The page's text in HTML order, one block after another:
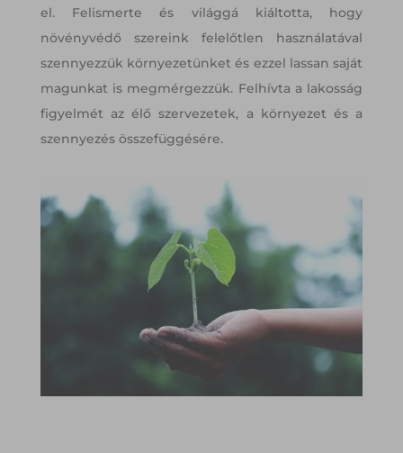
el. Felismerte és világgá kiáltotta, hogy
növényvédő szereink felelőtlen használatával
szennyezzük környezetünket és ezzel lassan saját
magunkat is megmérgezzük. Felhívta a lakosság
figyelmét az élő szervezetek, a környezet és a
szennyezés összefüggésére.